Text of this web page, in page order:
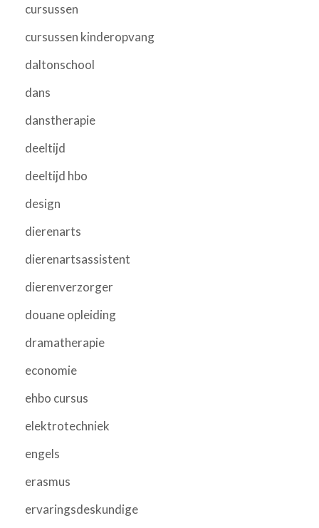
cursussen
cursussen kinderopvang
daltonschool
dans
danstherapie
deeltijd
deeltijd hbo
design
dierenarts
dierenartsassistent
dierenverzorger
douane opleiding
dramatherapie
economie
ehbo cursus
elektrotechniek
engels
erasmus
ervaringsdeskundige